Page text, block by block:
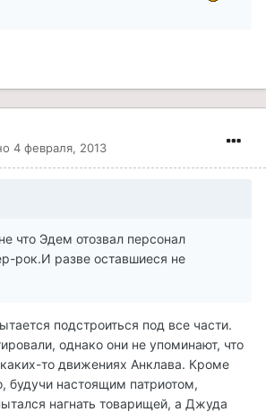
4 февраля, 2013
что Эдем отозвал персонал
рок.И разве оставшиеся не
подстроиться под все части.
однако они не упоминают, что
то движениях Анклава. Кроме
будучи настоящим патриотом,
нагнать товарищей, а Джуда